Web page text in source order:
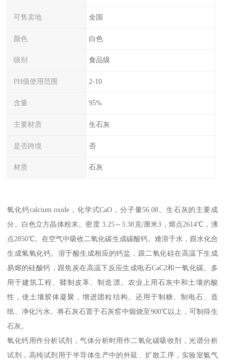
可售卖地 全国
颜色 白色
级别 食品级
PH值使用范围 2-10
含量 95%
主要材质 生石灰
是否跨境 否
材质 石灰
氧化钙calcium oxide，化学式CaO，分子量56.08。生石灰的主要成
分。白色立方晶体粉末。密度 3.25～3.38克/厘米3，熔点2614℃，沸
点2850℃。在空气中吸收二氧化碳生成碳酸钙。难溶于水，跟水化合
生成氢氧化钙。溶于酸生成相应的钙盐，跟二氧化硅在高温下生成
易熔的硅酸钙，跟焦炭在高温下反应生成电石CaC2和一氧化碳。多
用于建筑工程、鞣制皮革、制造漂。农业上用石灰中和土壤的酸
性，使土壤胶体凝聚，增进团粒结构。还用于制糖、制电石、造
纸、净化污水。将石灰石置于石灰窑中煅烧至900℃以上，可制得生
石灰。
氧化钙用作分析试剂，气体分析时用作二氧化碳吸收剂，光谱分析
试剂，高纯试剂用于半导体生产中的外延、扩散工序，实验室氨气